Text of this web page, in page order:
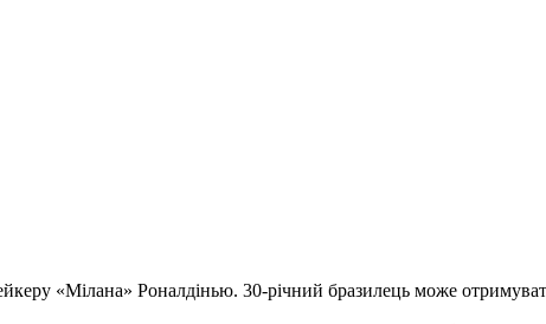
«Мілана» Роналдінью. 30-річний бразилець може